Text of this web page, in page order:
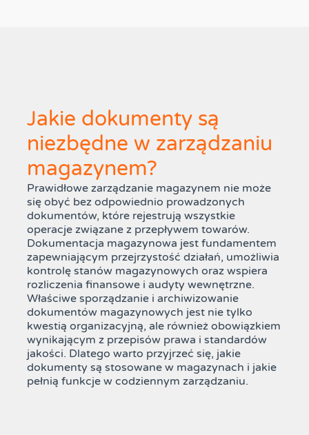
Jakie dokumenty są
niezbędne w zarządzaniu
magazynem?
Prawidłowe zarządzanie magazynem nie może
się obyć bez odpowiednio prowadzonych
dokumentów, które rejestrują wszystkie
operacje związane z przepływem towarów.
Dokumentacja magazynowa jest fundamentem
zapewniającym przejrzystość działań, umożliwia
kontrolę stanów magazynowych oraz wspiera
rozliczenia finansowe i audyty wewnętrzne.
Właściwe sporządzanie i archiwizowanie
dokumentów magazynowych jest nie tylko
kwestią organizacyjną, ale również obowiązkiem
wynikającym z przepisów prawa i standardów
jakości. Dlatego warto przyjrzeć się, jakie
dokumenty są stosowane w magazynach i jakie
pełnią funkcje w codziennym zarządzaniu.